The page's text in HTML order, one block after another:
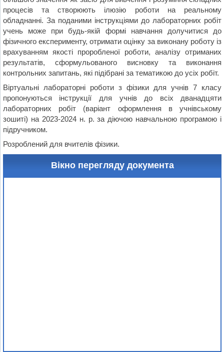
процесів та створюють ілюзію роботи на реальному
обладнанні. За поданими інструкціями до лабораторних робіт
учень може при будь-якій формі навчання долучитися до
фізичного експерименту, отримати оцінку за виконану роботу із
врахуванням якості проробленої роботи, аналізу отриманих
результатів, сформульованого висновку та виконання
контрольних запитань, які підібрані за тематикою до усіх робіт.
Віртуальні лабораторні роботи з фізики для учнів 7 класу
пропонуються інструкції для учнів до всіх дванадцяти
лабораторних робіт (варіант оформлення в учнівському
зошиті) на 2023-2024 н. р. за діючою навчальною програмою і
підручником.
Розроблений для вчителів фізики.
Вікно перегляду документа